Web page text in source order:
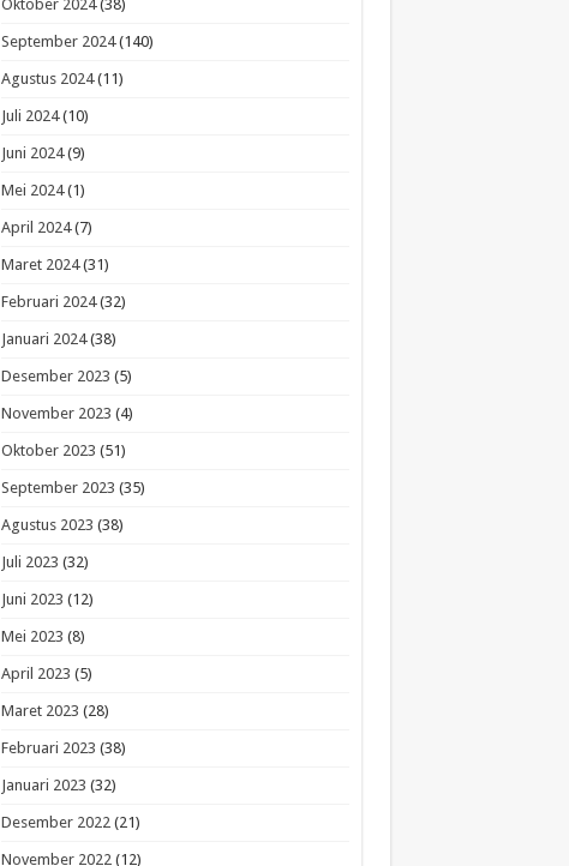
Oktober 2024(38)
September 2024(140)
Agustus 2024(11)
Juli 2024(10)
Juni 2024(9)
Mei 2024(1)
April 2024(7)
Maret 2024(31)
Februari 2024(32)
Januari 2024(38)
Desember 2023 (5)
November 2023 (4)
Oktober 2023 (51)
September 2023 (35)
Agustus 2023 (38)
Juli 2023 (32)
Juni 2023 (12)
Mei 2023 (8)
April 2023 (5)
Maret 2023 (28)
Februari 2023 (38)
Januari 2023 (32)
Desember 2022(21)
November 2022(12)